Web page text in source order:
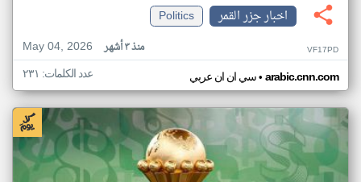
اخبار جزر القمر
Politics
May 04, 2026
منذ ٣ أشهر VF17PD
سي ان ان عربي• arabic.cnn.com عدد الكلمات: ٢٣١